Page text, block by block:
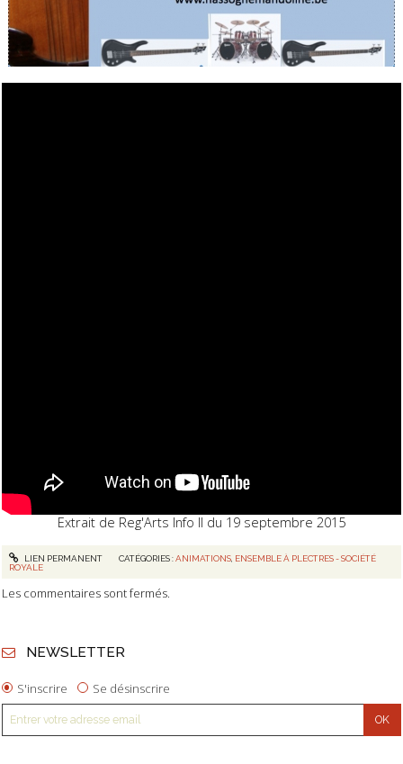
Extrait de Reg'Arts Info II du 19 septembre 2015
LIEN PERMANENT CATÉGORIES :ANIMATIONS, ENSEMBLE À PLECTRES - SOCIÉTÉ
ROYALE
Les commentaires sont fermés.
NEWSLETTER
S'inscrire Se désinscrire